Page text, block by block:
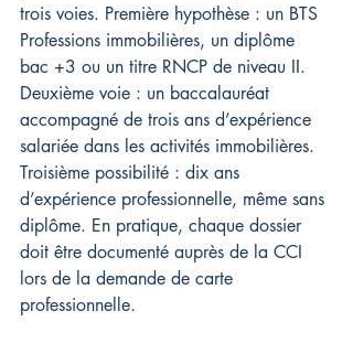
trois voies. Première hypothèse : un BTS
Professions immobilières, un diplôme
bac +3 ou un titre RNCP de niveau II.
Deuxième voie : un baccalauréat
accompagné de trois ans d’expérience
salariée dans les activités immobilières.
Troisième possibilité : dix ans
d’expérience professionnelle, même sans
diplôme. En pratique, chaque dossier
doit être documenté auprès de la CCI
lors de la demande de carte
professionnelle.